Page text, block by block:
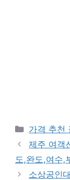
카
테
고
리
가격 추천
제주 여객
도,완도,여수,
소상공인